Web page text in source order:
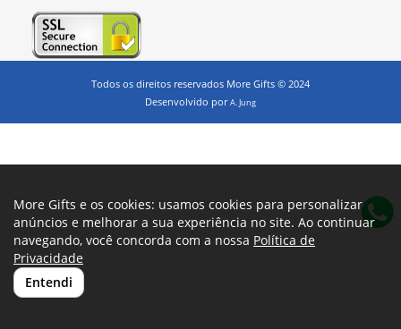
Todos os direitos reservados More Gifts © 2024
Desenvolvido porA. Jung
More Gifts e os cookies: usamos cookies para personalizar
anúncios e melhorar a sua experiência no site. Ao continuar
navegando, você concorda com a nossa Política de
Privacidade
Entendi